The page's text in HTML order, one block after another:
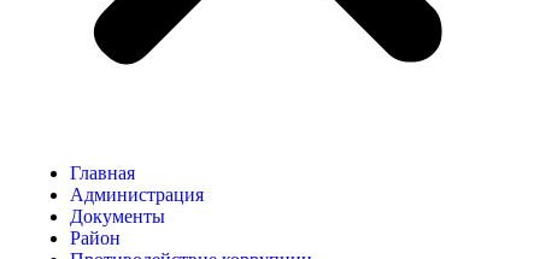
Главная
Администрация
Документы
Район